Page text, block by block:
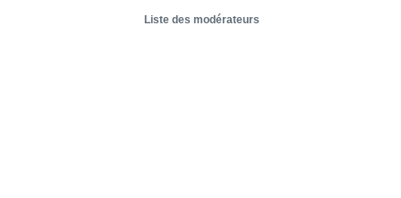
Liste des modérateurs